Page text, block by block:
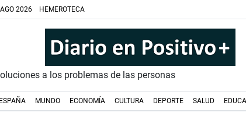
2026 HEMEROTECA
a los problemas de las personas
ESPAÑA MUNDO ECONOMÍA CULTURA DEPORTE SALUD